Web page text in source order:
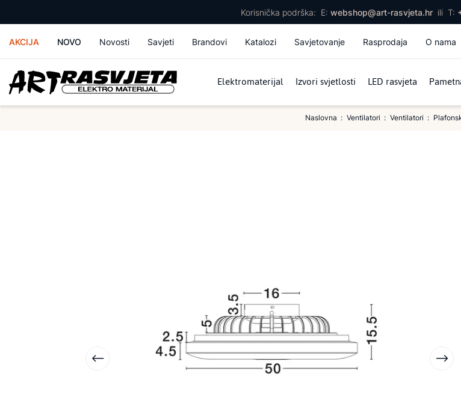
Korisnička podrška: E: webshop@art-rasvjeta.hr ili T:
AKCIJA NOVO Novosti Savjeti Brandovi Katalozi Savjetovanje Rasprodaja O nama
Elektromaterijal Izvori svjetlosti LED rasvjeta
Naslovna Ventilatori Ventilatori